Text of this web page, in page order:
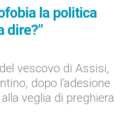
la politica
dire?”
vescovo di Assisi,
dopo l’adesione
veglia di preghiera